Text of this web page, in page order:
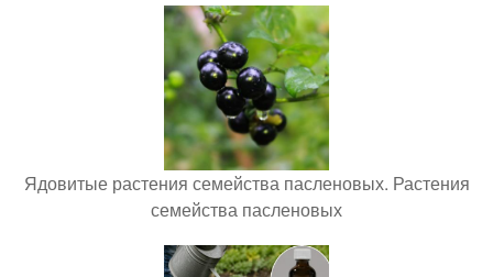
Ядовитые растения семейства пасленовых. Растения
семейства пасленовых